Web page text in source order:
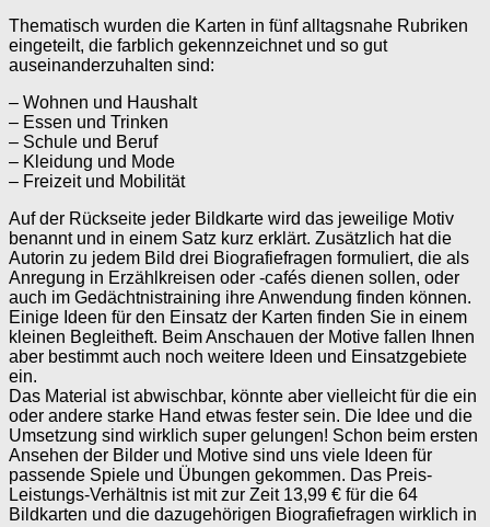
Thematisch wurden die Karten in fünf alltagsnahe Rubriken
eingeteilt, die farblich gekennzeichnet und so gut
auseinanderzuhalten sind:
– Wohnen und Haushalt
– Essen und Trinken
– Schule und Beruf
– Kleidung und Mode
– Freizeit und Mobilität
Auf der Rückseite jeder Bildkarte wird das jeweilige Motiv
benannt und in einem Satz kurz erklärt. Zusätzlich hat die
Autorin zu jedem Bild drei Biografiefragen formuliert, die als
Anregung in Erzählkreisen oder -cafés dienen sollen, oder
auch im Gedächtnistraining ihre Anwendung finden können.
Einige Ideen für den Einsatz der Karten finden Sie in einem
kleinen Begleitheft. Beim Anschauen der Motive fallen Ihnen
aber bestimmt auch noch weitere Ideen und Einsatzgebiete
ein.
Das Material ist abwischbar, könnte aber vielleicht für die ein
oder andere starke Hand etwas fester sein. Die Idee und die
Umsetzung sind wirklich super gelungen! Schon beim ersten
Ansehen der Bilder und Motive sind uns viele Ideen für
passende Spiele und Übungen gekommen. Das Preis-
Leistungs-Verhältnis ist mit zur Zeit 13,99 € für die 64
Bildkarten und die dazugehörigen Biografiefragen wirklich in